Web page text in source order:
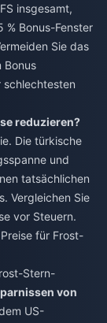
insgesamt,
% Bonus-Fenster
Sie das
Bonus
schlechtesten
reduzieren?
Die türkische
und
tatsächlichen
Vergleichen Sie
vor Steuern.
für Frost-
Stern-
von
US-